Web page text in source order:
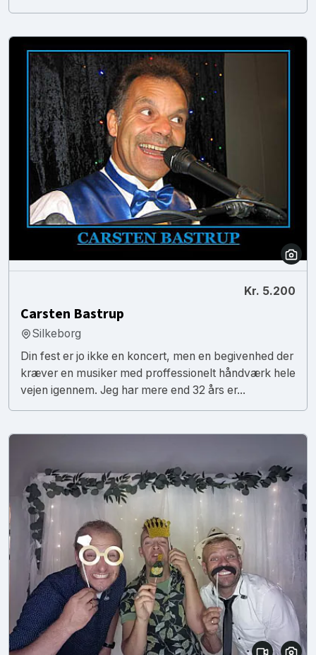
Kr. 5.200
Carsten Bastrup
Silkeborg
Din fest er jo ikke en koncert, men en begivenhed der
kræver en musiker med proffessionelt håndværk hele
vejen igennem. Jeg har mere end 32 års er...